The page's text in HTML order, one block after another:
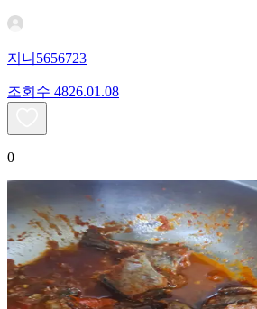
지니5656723
조회수 4826.01.08
0